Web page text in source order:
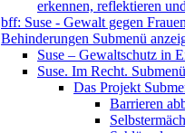
erkennen, reflektieren
bff: Suse - Gewalt gegen
Behinderungen Submenü
Suse – Gewaltschutz in
Suse. Im Recht.
Das Projekt
Barrieren